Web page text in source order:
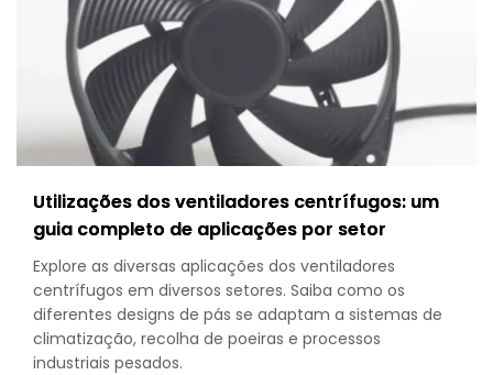
Utilizações dos ventiladores centrífugos: um
guia completo de aplicações por setor
Explore as diversas aplicações dos ventiladores
centrífugos em diversos setores. Saiba como os
diferentes designs de pás se adaptam a sistemas de
climatização, recolha de poeiras e processos
industriais pesados.